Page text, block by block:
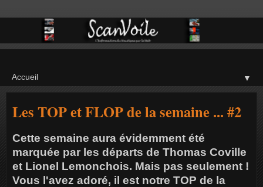
▼
Les TOP et FLOP de la semaine ... #2
Cette semaine aura évidemment été
marquée par les départs de Thomas Coville
et Lionel Lemonchois. Mais pas seulement !
Vous l'avez adoré, il est notre TOP de la